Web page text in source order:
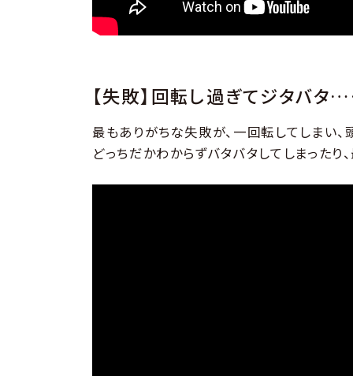
【失敗】回転し過ぎてジタバ
最もありがちな失敗が、一回転してしまい
どっちだかわからずバタバタしてしまったり